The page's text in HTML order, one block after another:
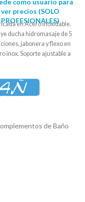
ver precios (SOLO
PROFESIONALES)
en Acero inoxidable.
ducha hidromasaje de 5
jabonera y flexo en
inox. Soporte ajustable a
del tubo: 25mm
de Baño